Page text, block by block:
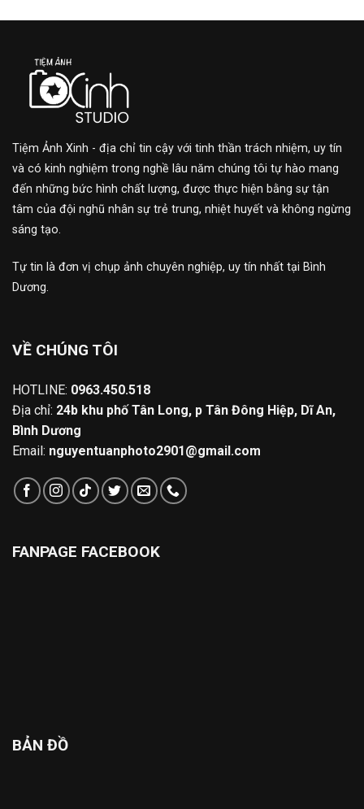
Tiệm Ảnh Xinh - địa chỉ tin cậy với tinh thần trách nhiệm, uy tín
và có kinh nghiệm trong nghề lâu năm chúng tôi tự hào mang
đến những bức hình chất lượng, được thực hiện bằng sự tận
tâm của đội nghũ nhân sự trẻ trung, nhiệt huyết và không ngừng
sáng tạo.
Tự tin là đơn vị chụp ảnh chuyên nghiệp, uy tín nhất tại Bình
Dương.
VỀ CHÚNG TÔI
HOTLINE: 0963.450.518
Địa chỉ: 24b khu phố Tân Long, p Tân Đông Hiệp, Dĩ An,
Bình Dương
Email: nguyentuanphoto2901@gmail.com
FANPAGE FACEBOOK
BẢN ĐỒ